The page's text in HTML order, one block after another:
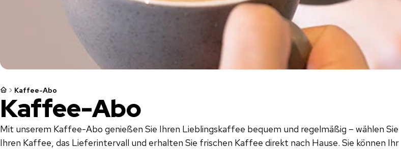
Kaffee-Abo
Kaffee-Abo
Mit unserem Kaffee-Abo genießen Sie Ihren Lieblingskaffee bequem und regelmäßig – wählen Sie
Ihren Kaffee, das Lieferintervall und erhalten Sie frischen Kaffee direkt nach Hause. Sie können Ihr